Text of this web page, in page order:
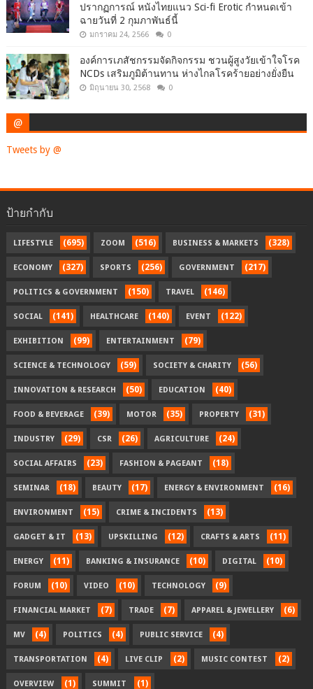
ปรากฏการณ์ หนังไทยแนว Sci-fi Erotic กำหนดเข้า
ฉายวันที่ 2 กุมภาพันธ์นี้
มกราคม 24, 2566 0
องค์การเภสัชกรรมจัดกิจกรรม ชวนผู้สูงวัยเข้าใจโรค
NCDs เสริมภูมิต้านทาน ห่างไกลโรคร้ายอย่างยั่งยืน
มิถุนายน 30, 2568 0
@
Tweets by @
ป้ายกำกับ
LIFESTYLE (695) ZOOM (516) BUSINESS & MARKETS (328)
ECONOMY (327) SPORTS (256) GOVERNMENT (217)
POLITICS & GOVERNMENT (150) TRAVEL (146)
SOCIAL (141) HEALTHCARE (140) EVENT (122)
EXHIBITION (99) ENTERTAINMENT (79)
SCIENCE & TECHNOLOGY (59) SOCIETY & CHARITY (56)
INNOVATION & RESEARCH (50) EDUCATION (40)
FOOD & BEVERAGE (39) MOTOR (35) PROPERTY (31)
INDUSTRY (29) CSR (26) AGRICULTURE (24)
SOCIAL AFFAIRS (23) FASHION & PAGEANT (18)
SEMINAR (18) BEAUTY (17) ENERGY & ENVIRONMENT (16)
ENVIRONMENT (15) CRIME & INCIDENTS (13)
GADGET & IT (13) UPSKILLING (12) CRAFTS & ARTS (11)
ENERGY (11) BANKING & INSURANCE (10) DIGITAL (10)
FORUM (10) VIDEO (10) TECHNOLOGY (9)
FINANCIAL MARKET (7) TRADE (7) APPAREL & JEWELLERY (6)
MV (4) POLITICS (4) PUBLIC SERVICE (4)
TRANSPORTATION (4) LIVE CLIP (2) MUSIC CONTEST (2)
OVERVIEW (1) SUMMIT (1)